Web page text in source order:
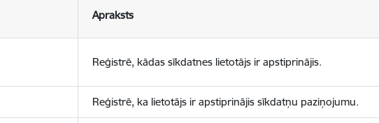
Apraksts
Reģistrē, kādas sīkdatnes lietotājs ir apstiprinājis.
Reģistrē, ka lietotājs ir apstiprinājis sīkdatņu paziņojumu.